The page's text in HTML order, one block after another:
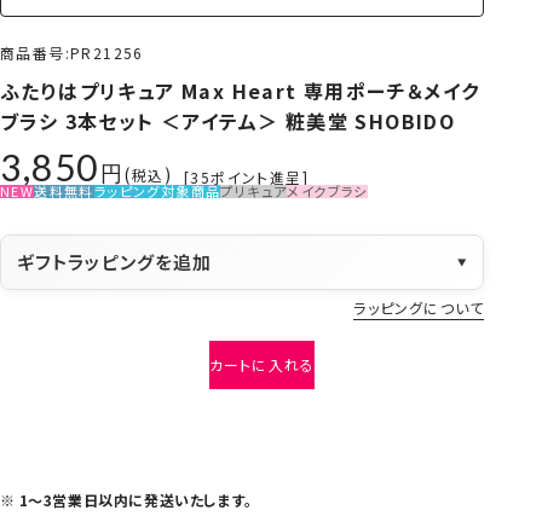
商品番号 PR21256
ふたりはプリキュア Max Heart 専用ポーチ＆メイク
ブラシ 3本セット ＜アイテム＞ 粧美堂 SHOBIDO
3,850 税込 [35ポイント進呈]
NEW送料無料ラッピング対象商品プリキュアメイクブラシ
ギフトラッピングを追加 ▼
ラッピングについて
カートに入れる
1～3営業日以内に発送いたします。